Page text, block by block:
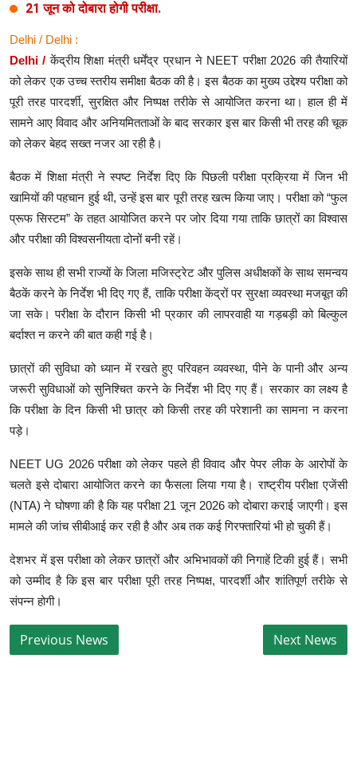
21 जून को दोबारा होगी परीक्षा.
Delhi / Delhi :
Delhi /केंद्रीय शिक्षा मंत्री धर्मेंद्र प्रधान ने NEET परीक्षा 2026 की तैयारियों
को लेकर एक उच्च स्तरीय समीक्षा बैठक की है। इस बैठक का मुख्य उद्देश्य परीक्षा को
पूरी तरह पारदर्शी, सुरक्षित और निष्पक्ष तरीके से आयोजित करना था। हाल ही में
सामने आए विवाद और अनियमितताओं के बाद सरकार इस बार किसी भी तरह की चूक
को लेकर बेहद सख्त नजर आ रही है।
बैठक में शिक्षा मंत्री ने स्पष्ट निर्देश दिए कि पिछली परीक्षा प्रक्रिया में जिन भी
खामियों की पहचान हुई थी, उन्हें इस बार पूरी तरह खत्म किया जाए। परीक्षा को “फुल
प्रूफ सिस्टम” के तहत आयोजित करने पर जोर दिया गया ताकि छात्रों का विश्वास
और परीक्षा की विश्वसनीयता दोनों बनी रहें।
इसके साथ ही सभी राज्यों के जिला मजिस्ट्रेट और पुलिस अधीक्षकों के साथ समन्वय
बैठकें करने के निर्देश भी दिए गए हैं, ताकि परीक्षा केंद्रों पर सुरक्षा व्यवस्था मजबूत की
जा सके। परीक्षा के दौरान किसी भी प्रकार की लापरवाही या गड़बड़ी को बिल्कुल
बर्दाश्त न करने की बात कही गई है।
छात्रों की सुविधा को ध्यान में रखते हुए परिवहन व्यवस्था, पीने के पानी और अन्य
जरूरी सुविधाओं को सुनिश्चित करने के निर्देश भी दिए गए हैं। सरकार का लक्ष्य है
कि परीक्षा के दिन किसी भी छात्र को किसी तरह की परेशानी का सामना न करना
पड़े।
NEET UG 2026 परीक्षा को लेकर पहले ही विवाद और पेपर लीक के आरोपों के
चलते इसे दोबारा आयोजित करने का फैसला लिया गया है। राष्ट्रीय परीक्षा एजेंसी
(NTA) ने घोषणा की है कि यह परीक्षा 21 जून 2026 को दोबारा कराई जाएगी। इस
मामले की जांच सीबीआई कर रही है और अब तक कई गिरफ्तारियां भी हो चुकी हैं।
देशभर में इस परीक्षा को लेकर छात्रों और अभिभावकों की निगाहें टिकी हुई हैं। सभी
को उम्मीद है कि इस बार परीक्षा पूरी तरह निष्पक्ष, पारदर्शी और शांतिपूर्ण तरीके से
संपन्न होगी।